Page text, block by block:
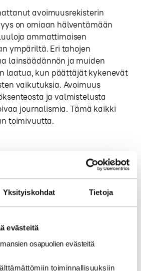
Yksityiskohdat Tietoja
evästeitä
osapuolien evästeitä
toiminnallisuuksiin
avoimuusrekisterin
on omiaan hälventämään
ammattimaisen
ympäriltä. Eri tahojen
lainsäädännön ja muiden
laatua, kun päättäjät kykenevät
vaikutuksia. Avoimuus
ja valmistelusta
journalismia. Tämä kaikki
toimivuutta.
vaikuttamistoiminnan
tietojen muodostamiselle